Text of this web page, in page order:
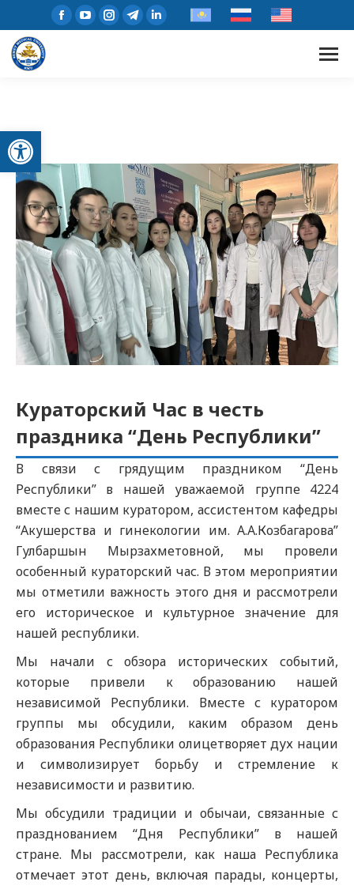
Открыть панель инструментов
Кураторский Час в честь
праздника “День Республики”
В связи с грядущим праздником “День
Республики” в нашей уважаемой группе 4224
вместе с нашим куратором, ассистентом кафедры
“Акушерства и гинекологии им. А.А.Козбагарова”
Гулбаршын Мырзахметовной, мы провели
особенный кураторский час. В этом мероприятии
мы отметили важность этого дня и рассмотрели
его историческое и культурное значение для
нашей республики.
Мы начали с обзора исторических событий,
которые привели к образованию нашей
независимой Республики. Вместе с куратором
группы мы обсудили, каким образом день
образования Республики олицетворяет дух нации
и символизирует борьбу и стремление к
независимости и развитию.
Мы обсудили традиции и обычаи, связанные с
празднованием “Дня Республики” в нашей
стране. Мы рассмотрели, как наша Республика
отмечает этот день, включая парады, концерты,